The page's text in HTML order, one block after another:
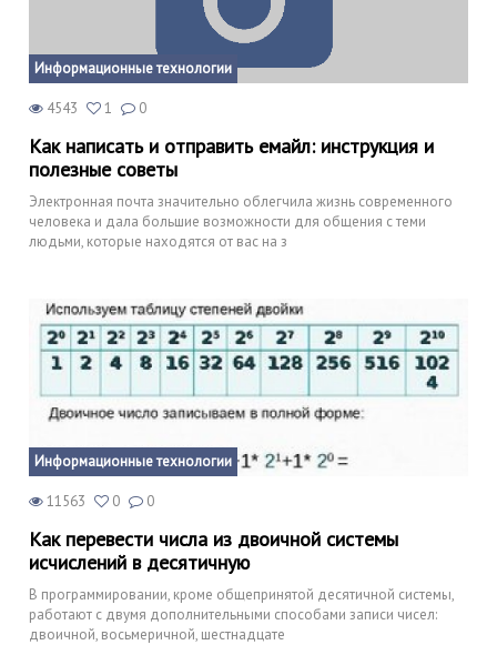
Информационные технологии
4543 1 0
Как написать и отправить емайл: инструкция и
полезные советы
Электронная почта значительно облегчила жизнь современного
человека и дала большие возможности для общения с теми
людьми, которые находятся от вас на з
Информационные технологии
11563 0 0
Как перевести числа из двоичной системы
исчислений в десятичную
В программировании, кроме общепринятой десятичной системы,
работают с двумя дополнительными способами записи чисел:
двоичной, восьмеричной, шестнадцате